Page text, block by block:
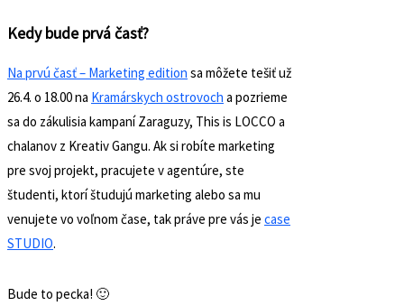
Kedy bude prvá časť?
Na prvú časť – Marketing edition sa môžete tešiť už
26.4. o 18.00 na Kramárskych ostrovoch a pozrieme
sa do zákulisia kampaní Zaraguzy, This is LOCCO a
chalanov z Kreativ Gangu. Ak si robíte marketing
pre svoj projekt, pracujete v agentúre, ste
študenti, ktorí študujú marketing alebo sa mu
venujete vo voľnom čase, tak práve pre vás je case
STUDIO.
Bude to pecka! 🙂